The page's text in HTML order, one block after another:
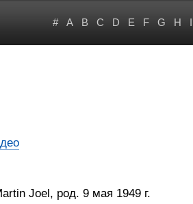
# A B C D E F G H I
Joel, род. 9 мая 1949 г.